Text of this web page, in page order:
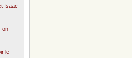
Isaac
on
le